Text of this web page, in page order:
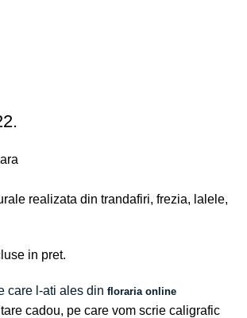
realizata din trandafiri, frezia, lalele,
in pret.
care l-ati ales din floraria online
cadou, pe care vom scrie caligrafic